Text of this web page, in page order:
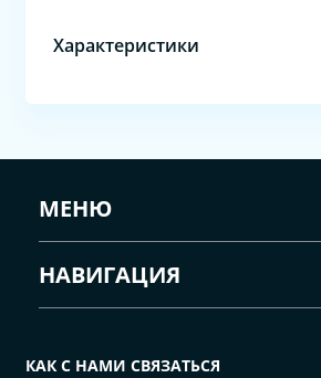
Характеристики
МЕНЮ
НАВИГАЦИЯ
КАК С НАМИ СВЯЗАТЬСЯ